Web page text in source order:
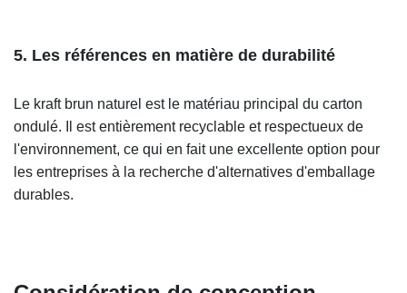
5. Les références en matière de durabilité
Le kraft brun naturel est le matériau principal du carton
ondulé. Il est entièrement recyclable et respectueux de
l'environnement, ce qui en fait une excellente option pour
les entreprises à la recherche d'alternatives d'emballage
durables.